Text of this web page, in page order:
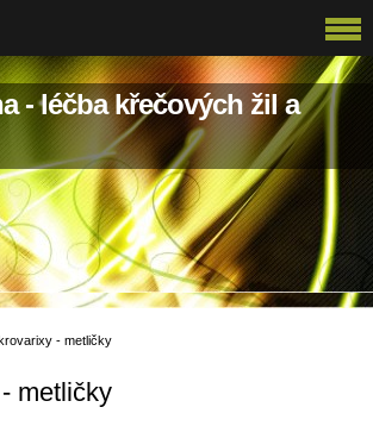
- léčba křečových žil a
- metličky
metličky